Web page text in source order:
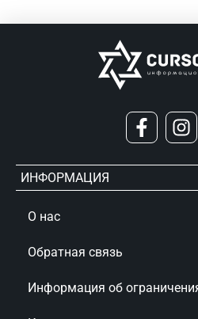
ИНФОРМАЦИЯ
О нас
Обратная связь
Информация об